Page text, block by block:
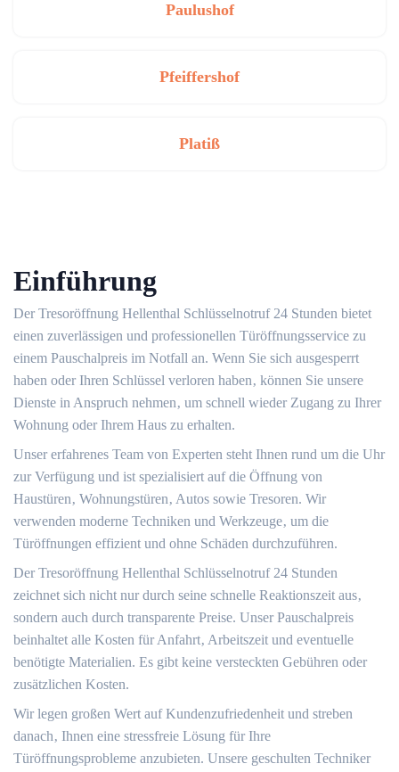
Paulushof
Pfeiffershof
Platiß
Einführung
Der Tresoröffnung Hellenthal Schlüsselnotruf 24 Stunden bietet
einen zuverlässigen und professionellen Türöffnungsservice zu
einem Pauschalpreis im Notfall an. Wenn Sie sich ausgesperrt
haben oder Ihren Schlüssel verloren haben‚ können Sie unsere
Dienste in Anspruch nehmen‚ um schnell wieder Zugang zu Ihrer
Wohnung oder Ihrem Haus zu erhalten.​
Unser erfahrenes Team von Experten steht Ihnen rund um die Uhr
zur Verfügung und ist spezialisiert auf die Öffnung von
Haustüren‚ Wohnungstüren‚ Autos sowie Tresoren.​ Wir
verwenden moderne Techniken und Werkzeuge‚ um die
Türöffnungen effizient und ohne Schäden durchzuführen.​
Der Tresoröffnung Hellenthal Schlüsselnotruf 24 Stunden
zeichnet sich nicht nur durch seine schnelle Reaktionszeit aus‚
sondern auch durch transparente Preise.​ Unser Pauschalpreis
beinhaltet alle Kosten für Anfahrt‚ Arbeitszeit und eventuelle
benötigte Materialien.​ Es gibt keine versteckten Gebühren oder
zusätzlichen Kosten.​
Wir legen großen Wert auf Kundenzufriedenheit und streben
danach‚ Ihnen eine stressfreie Lösung für Ihre
Türöffnungsprobleme anzubieten.​ Unsere geschulten Techniker